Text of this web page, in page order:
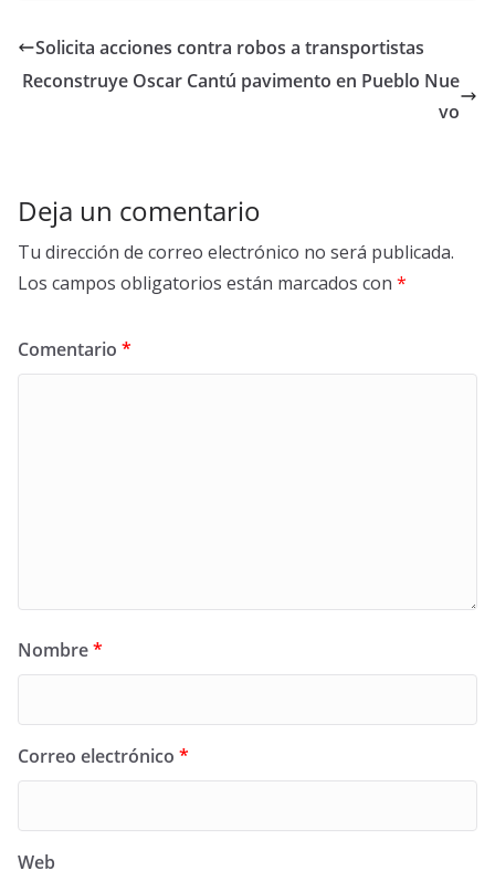
b
o
er e
Solicita acciones contra robos a transportistas
Reconstruye Oscar Cantú pavimento en Pueblo Nue
vo
Deja un comentario
Tu dirección de correo electrónico no será publicada.
Los campos obligatorios están marcados con *
Comentario *
Nombre*
Correo electrónico *
Web